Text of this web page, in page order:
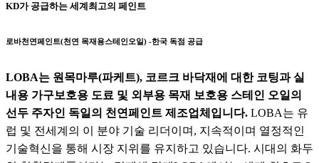
KD가 공급하는 세계최고의 페인트
로바천연페인트(천연 목재용스테인오일) -한국 독점 공급
LOBA는 원목마루(파케트), 코르크 바닥재에 대한 코팅과 실
내용 가구보호용 도료 및 외부용 목재 보호용 스테인 오일의
선두 주자인 독일의 천연페인트 제조업체입니다. LOBA는 유
럽 및 전세계의 이 분야 기술 리더이며, 지속적이며 열정적인
기술혁신을 통해 시장 지위를 유지하고 있습니다. 시대의 화두